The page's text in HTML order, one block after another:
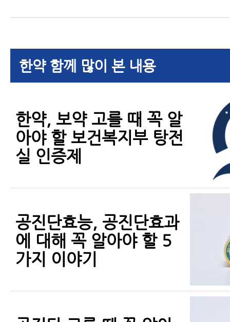
한약 함께 많이 본 내용
한약, 보약 고를 때 꼭 알
아야 할 보건복지부 탕전
실 인증제
공진단효능, 공진단효과
에 대해 꼭 알아야 할 5
가지 이야기